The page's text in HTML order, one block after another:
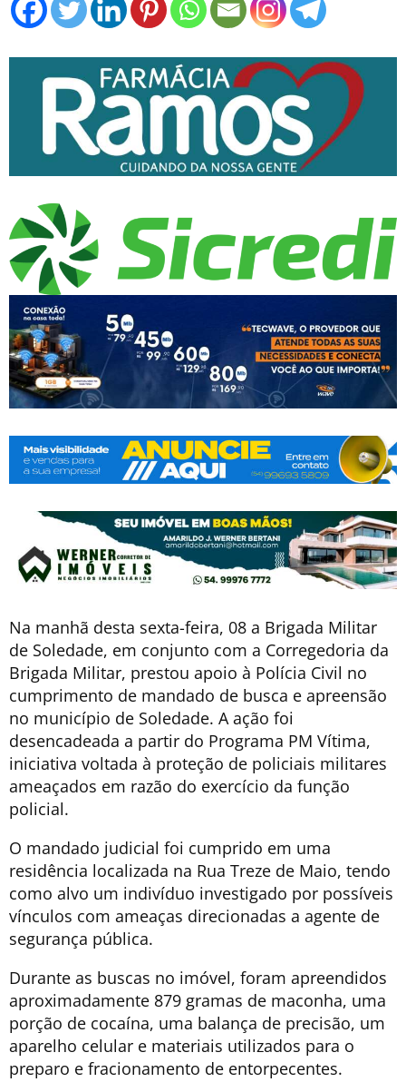
Na manhã desta sexta-feira, 08 a Brigada Militar
de Soledade, em conjunto com a Corregedoria da
Brigada Militar, prestou apoio à Polícia Civil no
cumprimento de mandado de busca e apreensão
no município de Soledade. A ação foi
desencadeada a partir do Programa PM Vítima,
iniciativa voltada à proteção de policiais militares
ameaçados em razão do exercício da função
policial.
O mandado judicial foi cumprido em uma
residência localizada na Rua Treze de Maio, tendo
como alvo um indivíduo investigado por possíveis
vínculos com ameaças direcionadas a agente de
segurança pública.
Durante as buscas no imóvel, foram apreendidos
aproximadamente 879 gramas de maconha, uma
porção de cocaína, uma balança de precisão, um
aparelho celular e materiais utilizados para o
preparo e fracionamento de entorpecentes.